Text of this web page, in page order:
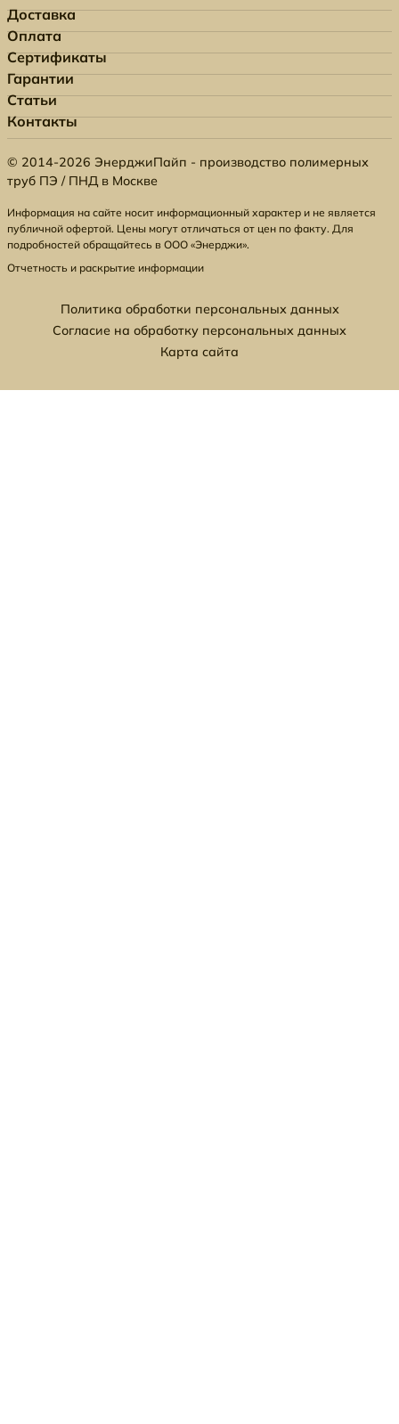
Доставка
Оплата
Сертификаты
Гарантии
Статьи
Контакты
© 2014-2026 ЭнерджиПайп - производство полимерных
труб ПЭ / ПНД в Москве
Информация на сайте носит информационный характер и не является
публичной офертой. Цены могут отличаться от цен по факту. Для
подробностей обращайтесь в ООО «Энерджи».
Отчетность и раскрытие информации
Политика обработки персональных данных
Согласие на обработку персональных данных
Карта сайта